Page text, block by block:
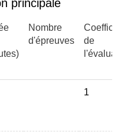
principale
Nombre
d'épreuves
de
1